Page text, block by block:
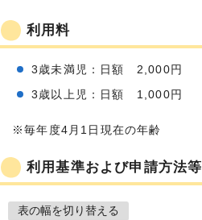
利用料
3歳未満児：日額 2,000円
3歳以上児：日額 1,000円
※毎年度4月1日現在の年齢
利用基準および申請方法等
表の幅を切り替える